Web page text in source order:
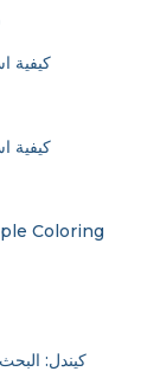
كيفية
كيفية
كيندل: